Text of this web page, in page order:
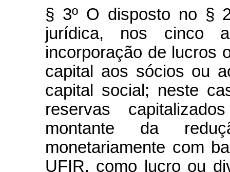
§ 3º O disposto no §
jurídica, nos cinco
incorporação de lucros
capital aos sócios ou
capital social; neste
reservas
montante da
monetariamente com
UFIR, como lucro ou